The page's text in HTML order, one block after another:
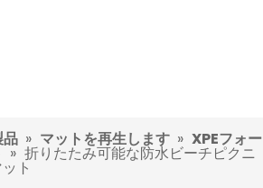
品 » マットを再生します » XPEフォー
» 折りたたみ可能な防水ビーチピクニ
ト